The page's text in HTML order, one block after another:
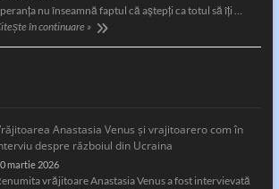
nu înseamnă faptul că aştepţi ca totul să îţi …
în continuare »
Anastasia Venus și vrajitoarero com în
despre războiul din Ucraina
martie 2026
vrăjitoare Anastasia Venus a fost intervievată